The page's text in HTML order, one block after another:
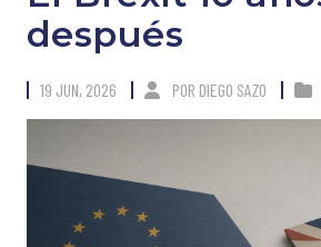
después
19 JUN, 2026 POR DIEGO SAZO